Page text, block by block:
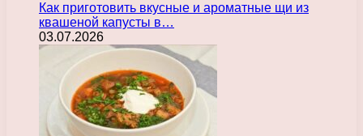
Как приготовить вкусные и ароматные щи из
квашеной капусты в…
03.07.2026